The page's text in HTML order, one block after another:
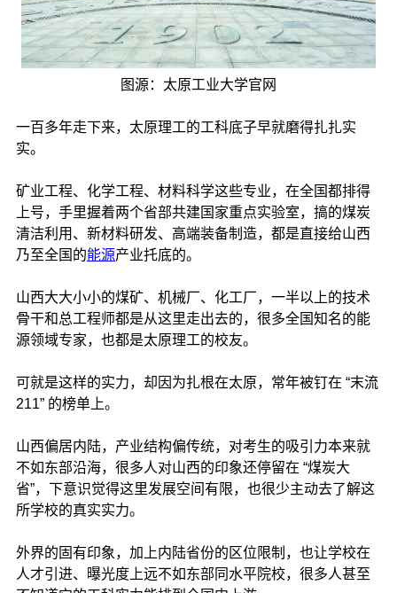
图源：太原工业大学官网
一百多年走下来，太原理工的工科底子早就磨得扎扎实
实。
矿业工程、化学工程、材料科学这些专业，在全国都排得
上号，手里握着两个省部共建国家重点实验室，搞的煤炭
清洁利用、新材料研发、高端装备制造，都是直接给山西
乃至全国的能源产业托底的。
山西大大小小的煤矿、机械厂、化工厂，一半以上的技术
骨干和总工程师都是从这里走出去的，很多全国知名的能
源领域专家，也都是太原理工的校友。
可就是这样的实力，却因为扎根在太原，常年被钉在 “末流
211” 的榜单上。
山西偏居内陆，产业结构偏传统，对考生的吸引力本来就
不如东部沿海，很多人对山西的印象还停留在 “煤炭大
省”，下意识觉得这里发展空间有限，也很少主动去了解这
所学校的真实实力。
外界的固有印象，加上内陆省份的区位限制，也让学校在
人才引进、曝光度上远不如东部同水平院校，很多人甚至